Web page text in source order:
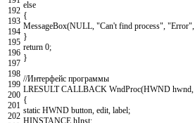
192
193
194
195
196
197
198
199
200
201
202
else
{
MessageBox(NULL, "Can't find process", "Error",
}
return 0;
}
//Интерфейс программы
LRESULTCALLBACK WndProc(HWND hwnd,
{
static HWND button, edit, label;